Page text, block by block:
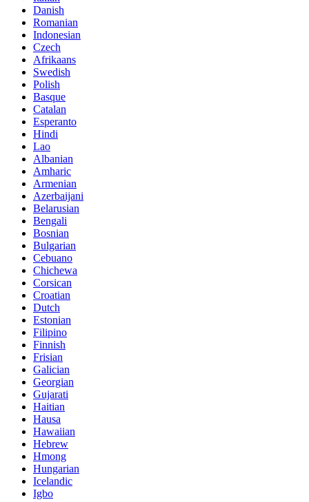
Danish
Romanian
Indonesian
Czech
Afrikaans
Swedish
Polish
Basque
Catalan
Esperanto
Hindi
Lao
Albanian
Amharic
Armenian
Azerbaijani
Belarusian
Bengali
Bosnian
Bulgarian
Cebuano
Chichewa
Corsican
Croatian
Dutch
Estonian
Filipino
Finnish
Frisian
Galician
Georgian
Gujarati
Haitian
Hausa
Hawaiian
Hebrew
Hmong
Hungarian
Icelandic
Igbo